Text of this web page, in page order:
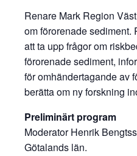
Renare Mark Region
om förorenade sediment.
att ta upp frågor om
förorenade sediment,
för omhändertagande av
berätta om ny forskning
Preliminärt program
Moderator Henrik
Götalands län.